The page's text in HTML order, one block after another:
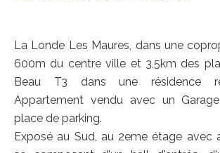
La Londe Les Maures, dans une
600m du centre ville et 3,5km des
Beau T3 dans une résidence
Appartement vendu avec un
place de parking.
Exposé au Sud, au 2eme étage avec